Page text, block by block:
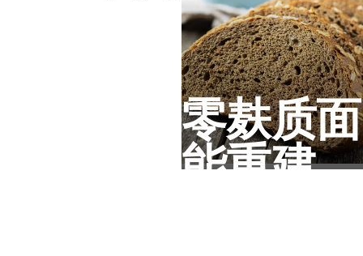
低碳水、零麸质面
包的功能重建